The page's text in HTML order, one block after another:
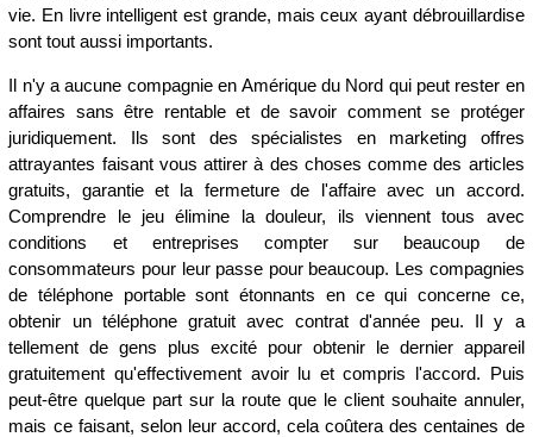
vie. En livre intelligent est grande, mais ceux ayant débrouillardise
sont tout aussi importants.
Il n'y a aucune compagnie en Amérique du Nord qui peut rester en
affaires sans être rentable et de savoir comment se protéger
juridiquement. Ils sont des spécialistes en marketing offres
attrayantes faisant vous attirer à des choses comme des articles
gratuits, garantie et la fermeture de l'affaire avec un accord.
Comprendre le jeu élimine la douleur, ils viennent tous avec
conditions et entreprises compter sur beaucoup de
consommateurs pour leur passe pour beaucoup. Les compagnies
de téléphone portable sont étonnants en ce qui concerne ce,
obtenir un téléphone gratuit avec contrat d'année peu. Il y a
tellement de gens plus excité pour obtenir le dernier appareil
gratuitement qu'effectivement avoir lu et compris l'accord. Puis
peut-être quelque part sur la route que le client souhaite annuler,
mais ce faisant, selon leur accord, cela coûtera des centaines de